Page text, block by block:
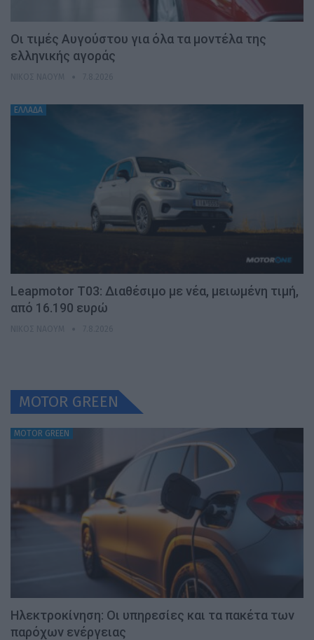
Οι τιμές Αυγούστου για όλα τα μοντέλα της
ελληνικής αγοράς
ΕΛΛΑΔΑ
Leapmotor T03: Διαθέσιμο με νέα, μειωμένη τιμή,
από 16.190 ευρώ
MOTOR GREEN
MOTOR GREEN
Ηλεκτροκίνηση: Οι υπηρεσίες και τα πακέτα των
παρόχων ενέργειας